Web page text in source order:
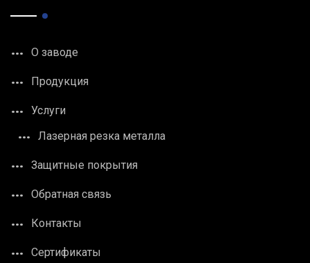
О заводе
Продукция
Услуги
Лазерная резка металла
Защитные покрытия
Обратная связь
Контакты
Сертификаты